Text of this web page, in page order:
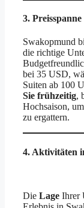
3.
Swakopmund
die richtige
bei 35 USD,
Suiten ab 100
Sie frühzeitig,
Hochsaison,
zu ergattern.
4. Aktivitäten
Die Lage Ihrer